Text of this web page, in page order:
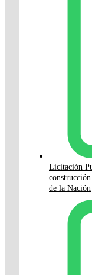
Licitación
de la Nación